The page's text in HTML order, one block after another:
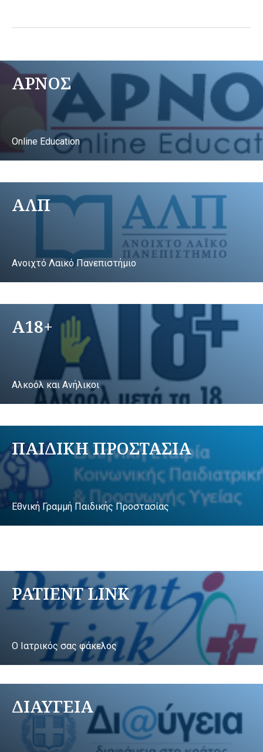
ΑΡΝΟΣ
Online Education
ΑΛΠ
Ανοιχτό Λαικό Πανεπιστήμιο
A18+
Αλκοόλ και Ανήλικοι
ΠΑΙΔΙΚΗ ΠΡΟΣΤΑΣΙΑ
Εθνική Γραμμή Παιδικής Προστασίας
PATIENT LINK
Ο Ιατρικός σας φάκελος
ΔΙΑΥΓΕΙΑ